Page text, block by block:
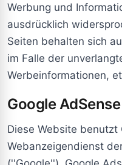
Werbung und
ausdrücklich
Seiten behalten sich
im Falle der
Werbeinformationen,
Google AdSense
Diese Website benutzt
Webanzeigendienst